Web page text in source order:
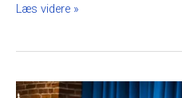
Læs videre »
Sangskrivning